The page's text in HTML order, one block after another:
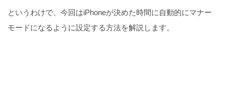
というわけで、今回はiPhoneが決めた時間に自動的にマナー
モードになるように設定する方法を解説します。